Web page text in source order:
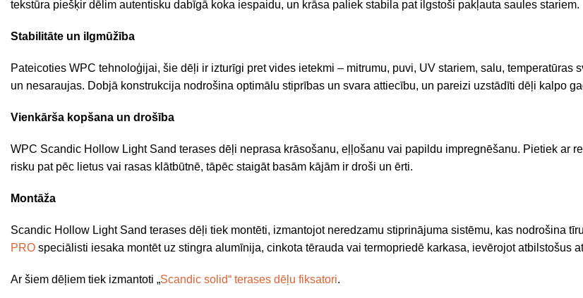
tekstūra piešķir dēlim autentisku dabīgā koka iespaidu, un krāsa paliek stabila pat ilgstoši pakļauta saules stariem.
Stabilitāte un ilgmūžība
Pateicoties WPC tehnoloģijai, šie dēļi ir izturīgi pret vides ietekmi – mitrumu, puvi, UV stariem, salu,
un nesaraujas. Dobjā konstrukcija nodrošina optimālu stiprības un svara attiecību, un pareizi uzstādīti dēļi kalpo
Vienkārša kopšana un drošība
WPC Scandic Hollow Light Sand terases dēļi neprasa krāsošanu, eļļošanu vai papildu impregnēšanu. Pietiek ar
risku pat pēc lietus vai rasas klātbūtnē, tāpēc staigāt basām kājām ir droši un ērti.
Montāža
Scandic Hollow Light Sand terases dēļi tiek montēti, izmantojot neredzamu stiprinājuma sistēmu, kas nodrošina
PRO speciālisti iesaka montēt uz stingra alumīnija, cinkota tērauda vai termopriedē karkasa, ievērojot atbilstošus
Ar šiem dēļiem tiek izmantoti „Scandic solid“ terases dēļu fiksatori.